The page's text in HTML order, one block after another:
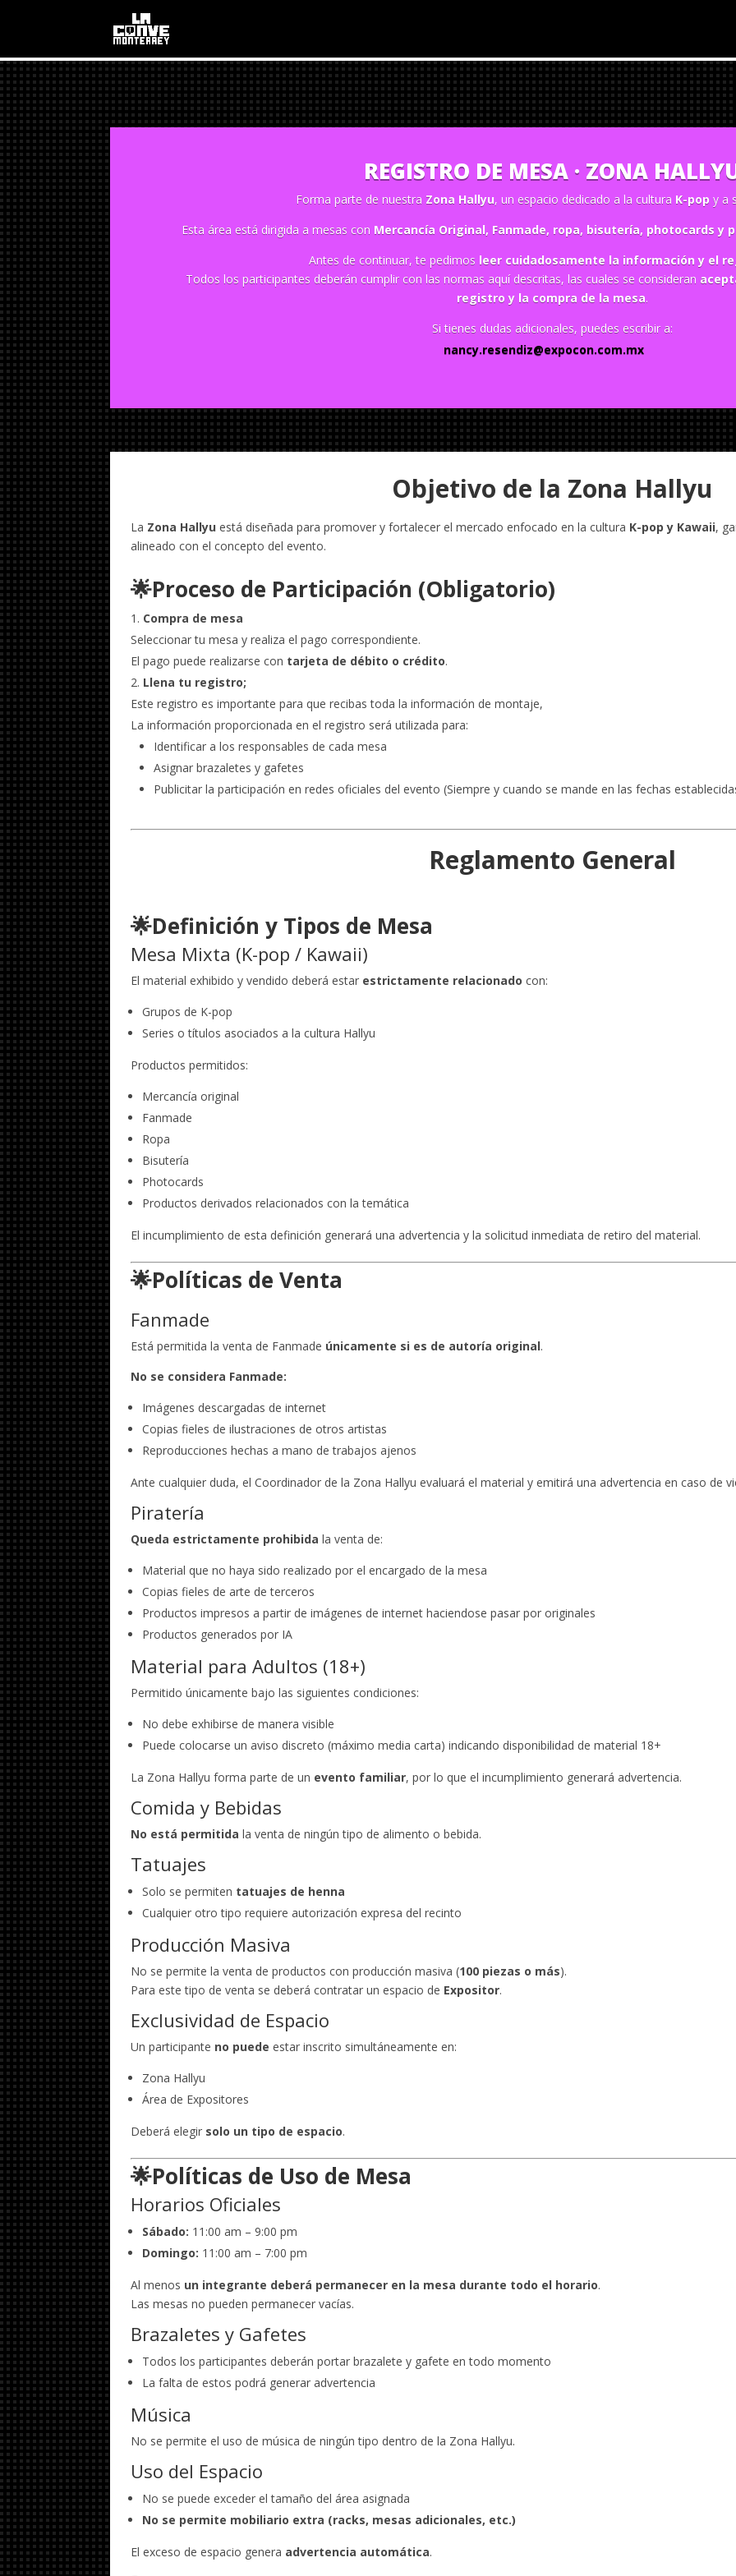
REGISTRO DE MESA · ZONA
Forma parte de nuestra Zona Hallyu, un espacio dedicado a la cultura K-pop y a
Esta área está dirigida a mesas con Mercancía Original, Fanmade, ropa, bisutería, photocards y
Antes de continuar, te pedimos leer cuidadosamente la información y el
Todos los participantes deberán cumplir con las normas aquí descritas, las cuales se consideran
registro y la compra de la mesa.
Si tienes dudas adicionales, puedes escribir a:
nancy.resendiz@expocon.com.mx
Objetivo de la Zona Hallyu
La Zona Hallyu está diseñada para promover y fortalecer el mercado enfocado en la cultura K-pop y Kawaii,
alineado con el concepto del evento.
🌟Proceso de Participación (Obligatorio)
Compra de mesa
Seleccionar tu mesa y realiza el pago correspondiente.
El pago puede realizarse con tarjeta de débito o crédito.
Llena tu registro;
Este registro es importante para que recibas toda la información de montaje,
La información proporcionada en el registro será utilizada para:
Identificar a los responsables de cada mesa
Asignar brazaletes y gafetes
Publicitar la participación en redes oficiales del evento (Siempre y cuando se mande en las fechas
Reglamento General
🌟Definición y Tipos de Mesa
Mesa Mixta (K-pop / Kawaii)
El material exhibido y vendido deberá estar estrictamente relacionado con:
Grupos de K-pop
Series o títulos asociados a la cultura Hallyu
Productos permitidos:
Mercancía original
Fanmade
Ropa
Bisutería
Photocards
Productos derivados relacionados con la temática
El incumplimiento de esta definición generará una advertencia y la solicitud inmediata de retiro del material.
🌟Políticas de Venta
Fanmade
Está permitida la venta de Fanmade únicamente si es de autoría original.
No se considera Fanmade:
Imágenes descargadas de internet
Copias fieles de ilustraciones de otros artistas
Reproducciones hechas a mano de trabajos ajenos
Ante cualquier duda, el Coordinador de la Zona Hallyu evaluará el material y emitirá una advertencia en caso de
Piratería
Queda estrictamente prohibida la venta de:
Material que no haya sido realizado por el encargado de la mesa
Copias fieles de arte de terceros
Productos impresos a partir de imágenes de internet haciendose pasar por originales
Productos generados por IA
Material para Adultos (18+)
Permitido únicamente bajo las siguientes condiciones:
No debe exhibirse de manera visible
Puede colocarse un aviso discreto (máximo media carta) indicando disponibilidad de material 18+
La Zona Hallyu forma parte de un evento familiar, por lo que el incumplimiento generará advertencia.
Comida y Bebidas
No está permitida la venta de ningún tipo de alimento o bebida.
Tatuajes
Solo se permiten tatuajes de henna
Cualquier otro tipo requiere autorización expresa del recinto
Producción Masiva
No se permite la venta de productos con producción masiva (100 piezas o más).
Para este tipo de venta se deberá contratar un espacio de Expositor.
Exclusividad de Espacio
Un participante no puede estar inscrito simultáneamente en:
Zona Hallyu
Área de Expositores
Deberá elegir solo un tipo de espacio.
🌟Políticas de Uso de Mesa
Horarios Oficiales
Sábado: 11:00 am – 9:00 pm
Domingo: 11:00 am – 7:00 pm
Al menos un integrante deberá permanecer en la mesa durante todo el horario.
Las mesas no pueden permanecer vacías.
Brazaletes y Gafetes
Todos los participantes deberán portar brazalete y gafete en todo momento
La falta de estos podrá generar advertencia
Música
No se permite el uso de música de ningún tipo dentro de la Zona Hallyu.
Uso del Espacio
No se puede exceder el tamaño del área asignada
No se permite mobiliario extra (racks, mesas adicionales, etc.)
El exceso de espacio genera advertencia automática.